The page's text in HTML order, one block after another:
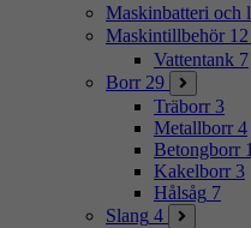
Maskinbatteri och
Maskintillbehör 12
Vattentank 7
Borr 29
Träborr 3
Metallborr 4
Betongborr
Kakelborr 3
Hålsåg 7
Slang 4